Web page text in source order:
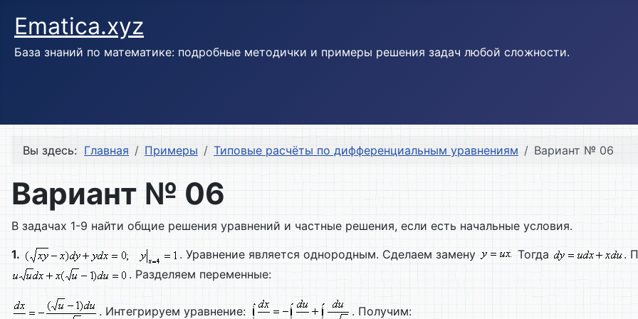
Ematica.xyz
База знаний по математике: подробные методички и примеры решения задач любой сложности.
Вы здесь: Главная Примеры Типовые расчёты по дифференциальным уравнениям Вариант № 06
Вариант № 06
В задачах 1-9 найти общие решения уравнений и частные решения, если есть начальные условия.
1. . Уравнение является однородным. Сделаем замену Тогда
.
. Разделяем переменные:
. Интегрируем уравнение: . Получим: